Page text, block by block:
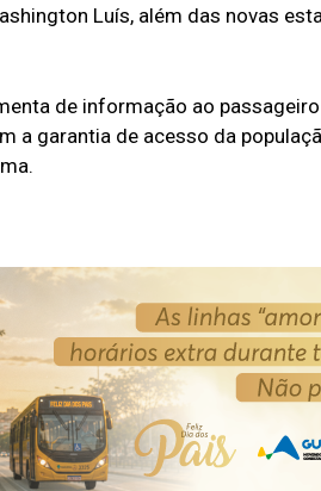
Luís, além das novas
de informação ao
a garantia de acesso da